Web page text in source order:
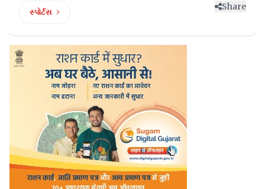
સ્પોર્ટસ
Share